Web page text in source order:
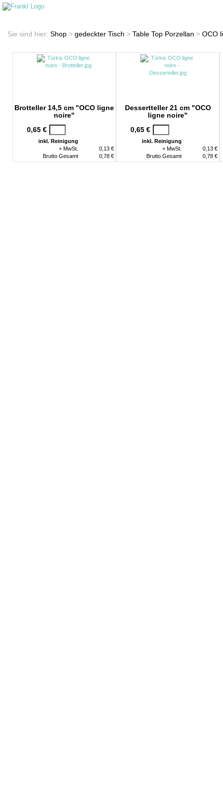
Sie sind hier: Shop > gedeckter Tisch > Table Top Porzellan > OCO
Brotteller 14,5 cm "OCO ligne
noire"
0,65 €
inkl. Reinigung
+ MwSt.
0,13 €
Brutto Gesamt
0,78 €
Dessertteller 21 cm "OCO
ligne noire"
0,65 €
inkl. Reinigung
+ MwSt.
0,13 €
Brutto Gesamt
0,78 €